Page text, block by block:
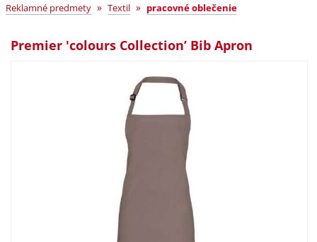
Reklamné predmety » Textil » pracovné oblečenie
Premier 'colours Collection’ Bib Apron